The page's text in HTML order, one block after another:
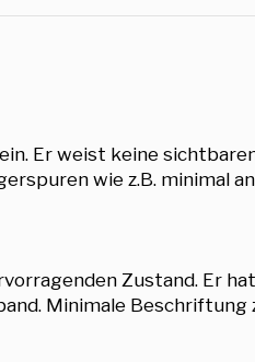
Er weist keine
wie z.B. minimal
Zustand. Er
Minimale Beschriftung